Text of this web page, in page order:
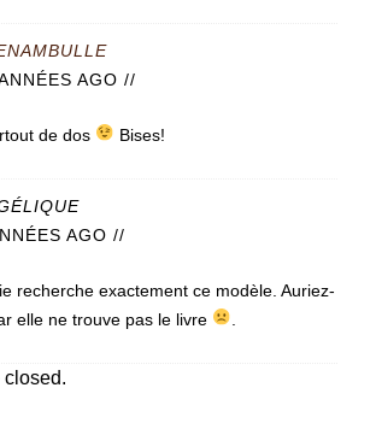
AGO //
de dos Bises!
AGO //
recherche exactement ce modèle. Auriez-
elle ne trouve pas le livre
closed.